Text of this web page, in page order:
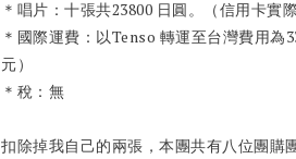
＊唱片：十張共23800 日圓。（信用卡實
＊國際運費：以Tenso 轉運至台灣費用為
元）
＊稅：無
扣除掉我自己的兩張，本團共有八位團購